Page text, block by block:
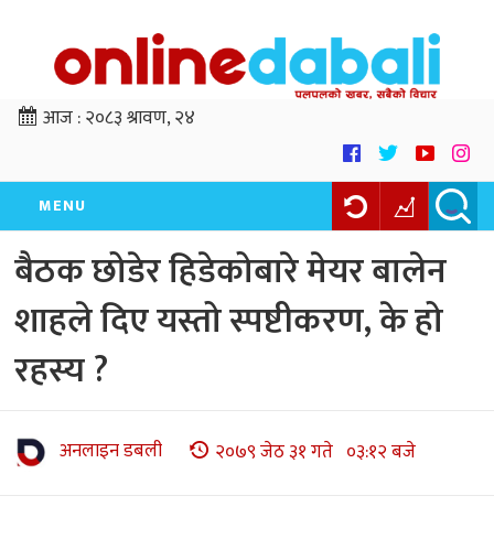
आज :२०८३ श्रावण, २४
MENU
बैठक छोडेर हिडेकोबारे मेयर बालेन
शाहले दिए यस्तो स्पष्टीकरण, के हो
रहस्य ?
अनलाइन डबली २०७९ जेठ ३१ गते ०३:१२ बजे